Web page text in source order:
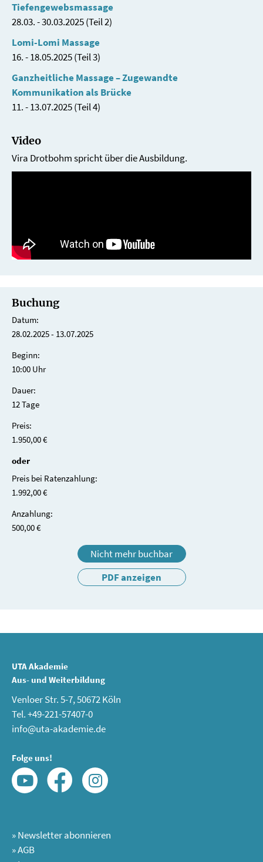
Tiefengewebsmassage
28.03. - 30.03.2025 (Teil 2)
Lomi-Lomi Massage
16. - 18.05.2025 (Teil 3)
Ganzheitliche Massage – Zugewandte
Kommunikation als Brücke
11. - 13.07.2025 (Teil 4)
Video
Vira Drotbohm spricht über die Ausbildung.
Buchung
Datum:
28.02.2025 - 13.07.2025
Beginn:
10:00 Uhr
Dauer:
12 Tage
Preis:
1.950,00 €
oder
Preis bei Ratenzahlung:
1.992,00 €
Anzahlung:
500,00 €
Nicht mehr buchbar
PDF anzeigen
UTA Akademie
Aus- und Weiterbildung
Venloer Str. 5-7, 50672 Köln
Tel. +49-221-57407-0
info@uta-akademie.de
Folge uns!
»Newsletter abonnieren
»AGB